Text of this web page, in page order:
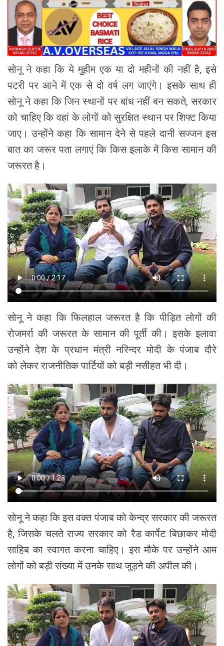
सोनू ने कहा कि ये मुहीम एक या दो महीनों की नहीं है, इसे
पटरी पर आने में एक से दो वर्ष लग जाएंगे। इसके साथ ही
सोनू ने कहा कि जिन स्थानों पर बांध नहीं बन सकते, सरकार
को चाहिए कि वहां के लोगों को सुरक्षित स्थान पर शिफ्ट किया
जाए। उन्होंने कहा कि सामान देने से पहले दानी सज्जन इस
बात का जरूर पता लगाएं कि किस इलाके में किस सामान की
जरूरत है।
सोनू ने कहा कि फिलहाल जरूरत है कि पीड़ित लोगों की
रोजमर्रा की जरूरत के सामान की पूर्ती की। इसके इलावा
उन्होंने देश के प्रधान मंत्री नरिन्दर मोदी के पंजाब दौरे
को लेकर राजनीतिक पार्टियों को बड़ी नसीहत भी दी।
सोनू ने कहा कि इस वक्त पंजाब को केन्द्र सरकार की जरूरत
है, जिसके चलते राज्य सरकार को रैड कार्पेट बिछाकर मोदी
साहिब का स्वागत करना चाहिए। इस मौके पर उन्होंने आम
लोगों को बड़ी संख्या में उनके साथ जुड़ने की अपील की।